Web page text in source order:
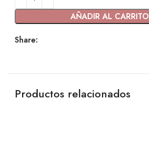
AÑADIR AL CARRITO
Share:
Productos relacionados